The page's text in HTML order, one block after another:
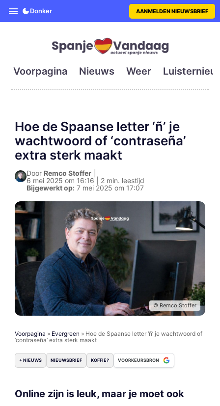
SpanjeVandaag is de eerste
Donker AANMELDEN NIEUWSBRIEF
Voorpagina Nieuws Weer
Hoe de Spaanse letter ‘ñ’ je
wachtwoord of ‘contraseña’
extra sterk maakt
Door Remco Stoffer
6 mei 2025 om 16:16 | 2 min. leestijd
Bijgewerkt op: 7 mei 2025 om 17:07
© Remco Stoffer
Voorpagina » Evergreen » Hoe de Spaanse letter ‘ñ’ je wachtwoord of
‘contraseña’ extra sterk maakt
+ NIEUWS NIEUWSBRIEF KOFFIE? VOORKEURSBRON
Online zijn is leuk, maar je moet ook